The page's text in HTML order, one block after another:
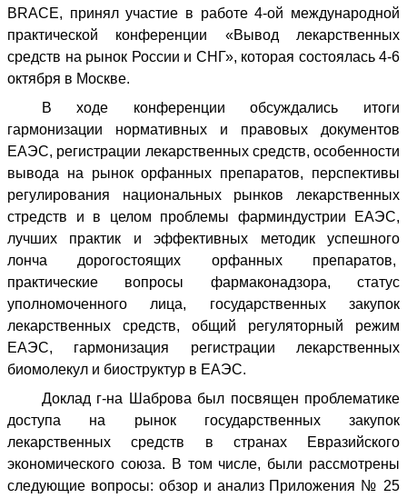
BRACE, принял участие в работе 4-ой международной
практической конференции «Вывод лекарственных
средств на рынок России и СНГ», которая состоялась 4-6
октября в Москве.
В ходе конференции обсуждались итоги
гармонизации нормативных и правовых документов
ЕАЭС, регистрации лекарственных средств, особенности
вывода на рынок орфанных препаратов, перспективы
регулирования национальных рынков лекарственных
стредств и в целом проблемы фарминдустрии ЕАЭС,
лучших практик и эффективных методик успешного
лонча дорогостоящих орфанных препаратов,
практические вопросы фармаконадзора, статус
уполномоченного лица, государственных закупок
лекарственных средств, общий регуляторный режим
ЕАЭС, гармонизация регистрации лекарственных
биомолекул и биоструктур в ЕАЭС.
Доклад г-на Шаброва был посвящен проблематике
доступа на рынок государственных закупок
лекарственных средств в странах Евразийского
экономического союза. В том числе, были рассмотрены
следующие вопросы: обзор и анализ Приложения № 25